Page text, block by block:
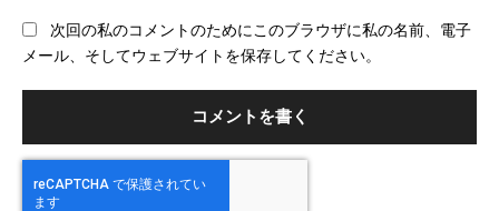
次回の私のコメントのためにこのブラウザに私の名前、電子
メール、そしてウェブサイトを保存してください。